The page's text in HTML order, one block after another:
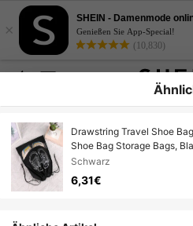
×
SHEIN - Damenmode
Genießen Sie App-Special!
(10,830)
Drawstring Travel Shoe
Shoe Bag Storage Bags,
Shoes, Storage Bags,
Transparent Clothing
Schwarz
6,31€